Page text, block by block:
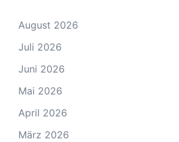
August 2026
Juli 2026
Juni 2026
Mai 2026
April 2026
März 2026